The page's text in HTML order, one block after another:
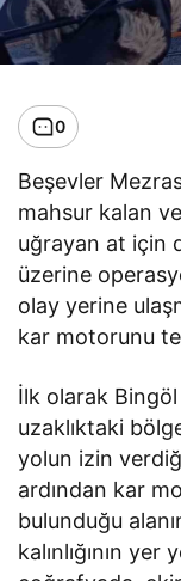
0
Beşevler
mahsur kalan
uğrayan at için
üzerine
olay yerine
kar motorunu
İlk olarak
uzaklıktaki
yolun izin
ardından kar
bulunduğu
kalınlığının